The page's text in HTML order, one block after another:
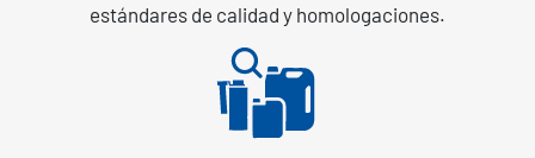
estándares de calidad y homologaciones.